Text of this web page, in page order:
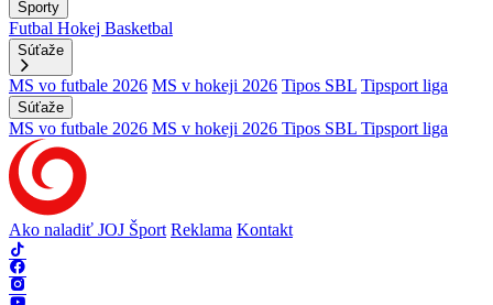
Športy
Futbal Hokej Basketbal
Súťaže
MS vo futbale 2026 MS v hokeji 2026 Tipos SBL Tipsport liga
Súťaže
MS vo futbale 2026 MS v hokeji 2026 Tipos SBL Tipsport liga
Ako naladiť JOJ Šport Reklama Kontakt